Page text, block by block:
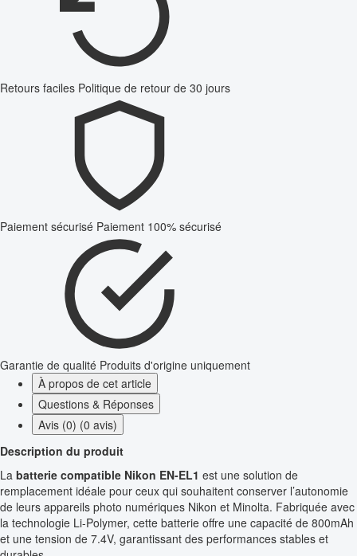
Retours faciles Politique de retour de 30 jours
Paiement sécurisé Paiement 100% sécurisé
Garantie de qualité Produits d'origine uniquement
À propos de cet article
Questions & Réponses
Avis (0) (0 avis)
Description du produit
La batterie compatible Nikon EN-EL1 est une solution de
remplacement idéale pour ceux qui souhaitent conserver l’autonomie
de leurs appareils photo numériques Nikon et Minolta. Fabriquée avec
la technologie Li-Polymer, cette batterie offre une capacité de 800mAh
et une tension de 7.4V, garantissant des performances stables et